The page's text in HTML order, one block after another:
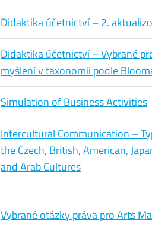
Didaktika účetnictví – 2.
Didaktika účetnictví – Vybrané
myšlení v taxonomii podle
Simulation of Business Activities
Intercultural Communication –
the Czech, British, American,
and Arab Cultures
Vybrané otázky práva pro Arts